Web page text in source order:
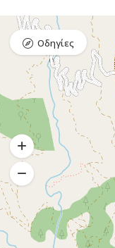
Οδηγίες
Bar, Club,
Διασκέδαση,
Εστιατόρια